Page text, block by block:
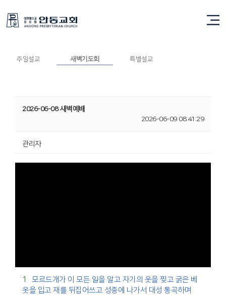
주일설교 새벽기도회 특별설교
2026-06-08 새벽예배
2026-06-09 08:41:29
관리자
1 모르드개가 이 모든 일을 알고 자기의 옷을 찢고 굵은 베
옷을 입고 재를 뒤집어쓰고 성중에 나가서 대성 통곡하며